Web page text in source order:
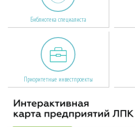
Библиотека специалиста
Приоритетные инвестпроекты